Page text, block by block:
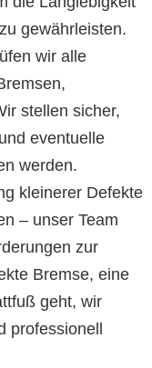
gewährleisten.
wir alle
stellen sicher,
eventuelle
werden.
kleinerer Defekte
– unser Team
zur
Bremse, eine
geht, wir
professionell